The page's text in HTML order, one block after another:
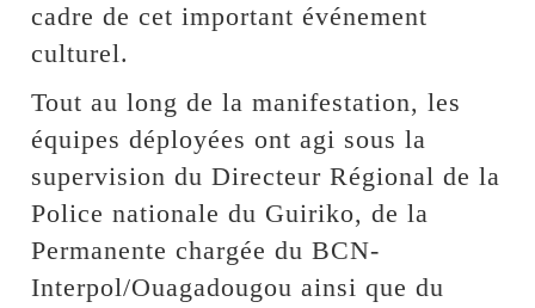
cadre de cet important événement
culturel.
Tout au long de la manifestation, les
équipes déployées ont agi sous la
supervision du Directeur Régional de la
Police nationale du Guiriko, de la
Permanente chargée du BCN-
Interpol/Ouagadougou ainsi que du